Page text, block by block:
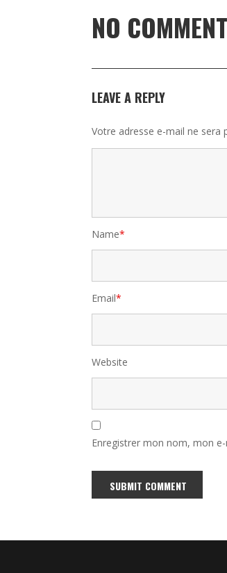
NO COMMENT
LEAVE A REPLY
Votre adresse e-mail ne sera
Name*
Email*
Website
Enregistrer mon nom, mon